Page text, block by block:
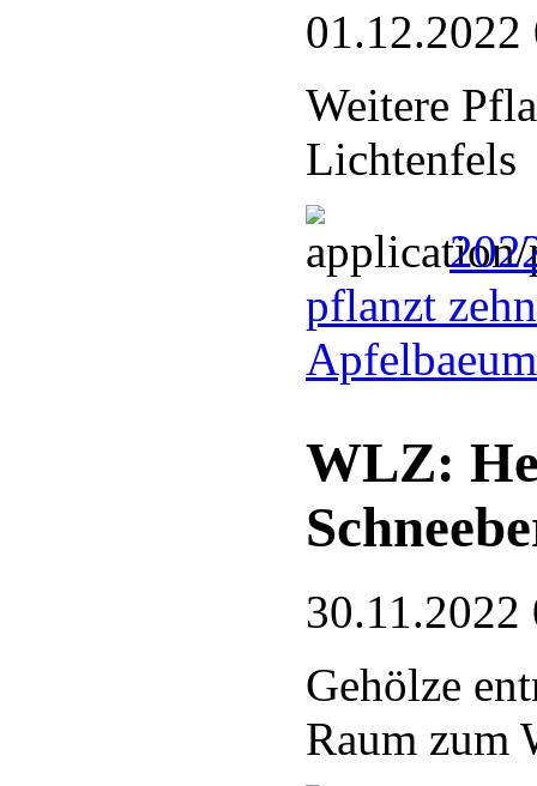
01.12.2022
Weitere
Lichtenfels
pflanzt
WLZ:
30.11.2022
Gehölze
Raum zum